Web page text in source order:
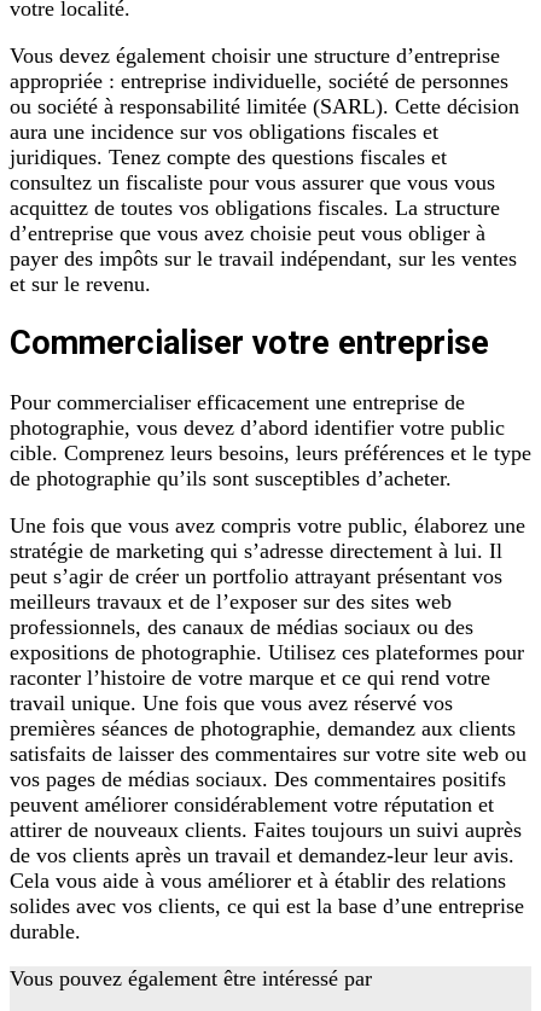
votre localité.
Vous devez également choisir une structure d’entreprise
appropriée : entreprise individuelle, société de personnes
ou société à responsabilité limitée (SARL). Cette décision
aura une incidence sur vos obligations fiscales et
juridiques. Tenez compte des questions fiscales et
consultez un fiscaliste pour vous assurer que vous vous
acquittez de toutes vos obligations fiscales. La structure
d’entreprise que vous avez choisie peut vous obliger à
payer des impôts sur le travail indépendant, sur les ventes
et sur le revenu.
Commercialiser votre entreprise
Pour commercialiser efficacement une entreprise de
photographie, vous devez d’abord identifier votre public
cible. Comprenez leurs besoins, leurs préférences et le type
de photographie qu’ils sont susceptibles d’acheter.
Une fois que vous avez compris votre public, élaborez une
stratégie de marketing qui s’adresse directement à lui. Il
peut s’agir de créer un portfolio attrayant présentant vos
meilleurs travaux et de l’exposer sur des sites web
professionnels, des canaux de médias sociaux ou des
expositions de photographie. Utilisez ces plateformes pour
raconter l’histoire de votre marque et ce qui rend votre
travail unique. Une fois que vous avez réservé vos
premières séances de photographie, demandez aux clients
satisfaits de laisser des commentaires sur votre site web ou
vos pages de médias sociaux. Des commentaires positifs
peuvent améliorer considérablement votre réputation et
attirer de nouveaux clients. Faites toujours un suivi auprès
de vos clients après un travail et demandez-leur leur avis.
Cela vous aide à vous améliorer et à établir des relations
solides avec vos clients, ce qui est la base d’une entreprise
durable.
Vous pouvez également être intéressé par